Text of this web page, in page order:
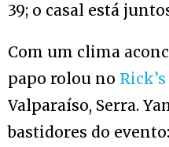
39; o casal está
Com um clima
papo rolou no
Valparaíso, Serra.
bastidores do